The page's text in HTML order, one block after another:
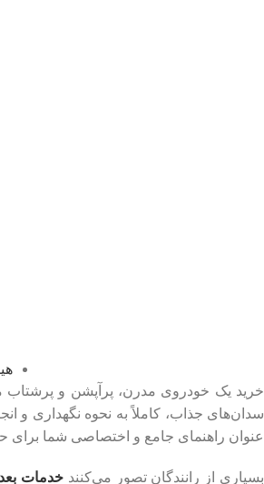
خرید یک خودروی مدرن، پرآپشن و پرشتاب
عنوان راهنمای جامع و اختصاصی شما برای
بسیاری از رانندگان تصور می‌کنند خدمات